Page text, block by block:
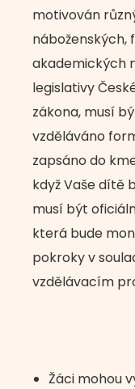
motivován
náboženských,
akademických
legislativy
zákona, musí
vzděláváno
zapsáno do
když Vaše dítě
musí být
která bude
pokroky v
vzdělávacím
Žáci mohou